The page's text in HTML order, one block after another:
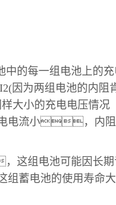
每一组电池上的充
为两组电池的内阻
小的充电电压情况
电流小，内阻
组电池可能因长期
蓄电池的使用寿命